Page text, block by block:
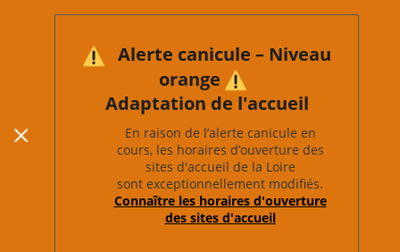
Alerte canicule – Niveau
orange
Adaptation de l'accueil
En raison de l’alerte canicule en
cours, les horaires d’ouverture des
sites d'accueil de la Loire
sont exceptionnellement modifiés.
Connaître les horaires d'ouverture
des sites d'accueil